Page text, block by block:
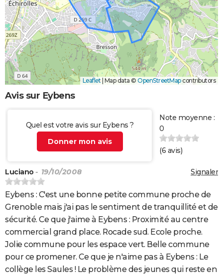
Leaflet Map data © OpenStreetMapcontributors
Avis sur Eybens
Quel est votre avis sur Eybens ?
Donner mon avis
Note moyenne :
0
(6 avis)
Signaler
Luciano - 19/10/2008
Eybens : C'est une bonne petite commune proche de
Grenoble mais j'ai pas le sentiment de tranquillité et de
sécurité. Ce que j'aime à Eybens : Proximité au centre
commercial grand place. Rocade sud. Ecole proche.
Jolie commune pour les espace vert. Belle commune
pour ce promener. Ce que je n'aime pas à Eybens : Le
collège les Saules ! Le problème des jeunes qui reste en